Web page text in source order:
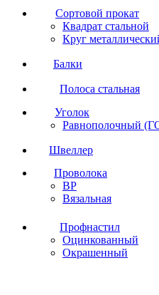
Сортовой прокат
Квадрат стальной
Круг
Балки
Полоса стальная
Уголок
Равнополочный
Швеллер
Проволока
ВР
Вязальная
Профнастил
Оцинкованный
Окрашенный